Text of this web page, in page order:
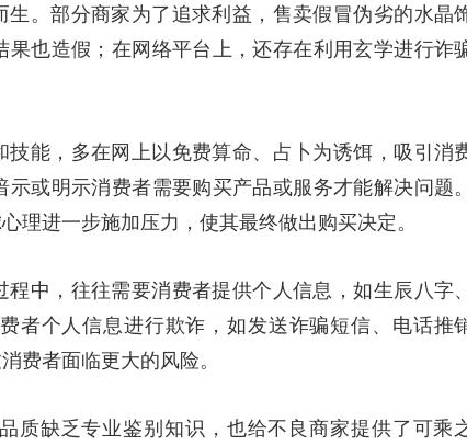
。部分商家为了追求利益，售卖假冒伪劣的水晶
也造假；在网络平台上，还存在利用玄学进行诈
能，多在网上以免费算命、占卜为诱饵，吸引消
或明示消费者需要购买产品或服务才能解决问题。
理进一步施加压力，使其最终做出购买决定。
中，往往需要消费者提供个人信息，如生辰八字、
者个人信息进行欺诈，如发送诈骗短信、电话推
费者面临更大的风险。
质缺乏专业鉴别知识，也给不良商家提供了可乘